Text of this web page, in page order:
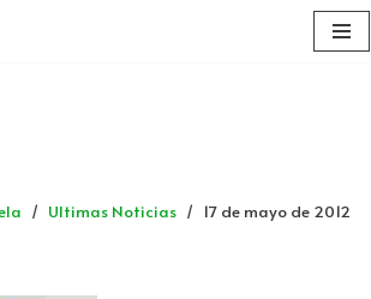
Ultimas Noticias 17 de mayo de 2012